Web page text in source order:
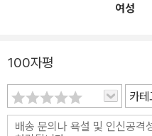
도’는 전국 시대 중산왕中山王
학술성은 물론 실험성도 강한
고대 건축의 윤곽을 파악하는 데
에 관한 3장이 가장 접근하기
안西安)을 비롯해 뤄양, 카이펑,
심이 있다면 3장은 더욱 재밌게
여성
100자평
카테